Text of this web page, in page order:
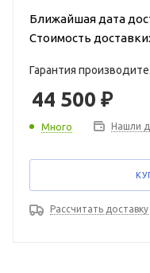
Ближайшая дата
Стоимость доставки:
Гарантия
44 500 ₽
Много Нашли
Рассчитать доставку